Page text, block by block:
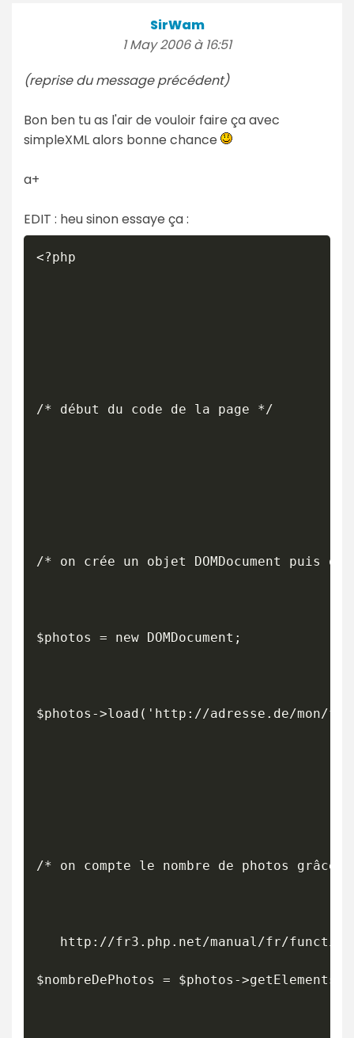
SirWam
1 May 2006 à 16:51
(reprise du message précédent)
Bon ben tu as l'air de vouloir faire ça avec
simpleXML alors bonne chance
a+
EDIT : heu sinon essaye ça :
<?php
/* début du code de la page */
/* on crée un objet DOMDocument puis
$photos = new DOMDocument;
$photos->load('http://adresse.de/mon/
/* on compte le nombre de photos grâce
http://fr3.php.net/manual/fr/
$nombreDePhotos = $photos-